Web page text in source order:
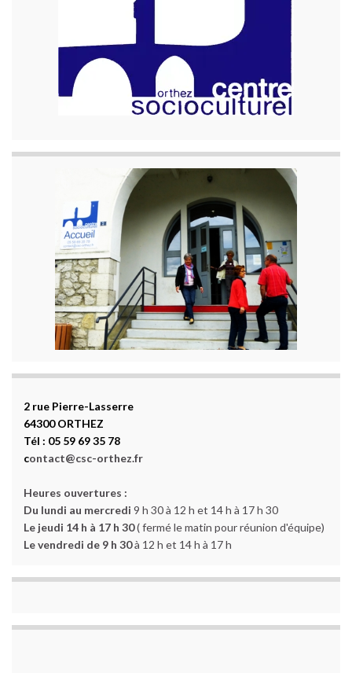
2 rue Pierre-Lasserre
64300 ORTHEZ
Tél : 05 59 69 35 78
contact@csc-orthez.fr
Heures ouvertures :
Du lundi au mercredi 9 h 30 à 12 h et 14 h à 17 h 30
Le jeudi 14 h à 17 h 30( fermé le matin pour réunion d'équipe)
Le vendredi de 9 h 30à 12 h et 14 h à 17 h